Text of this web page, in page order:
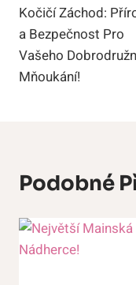
Příspěvek
Kočičí Záchod:
a Bezpečnost Pro
Vašeho
Mňoukání!
Podobné